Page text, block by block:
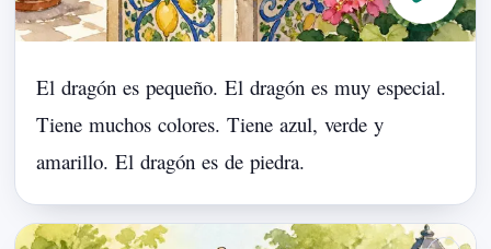
El dragón es pequeño. El dragón es muy especial.
Tiene muchos colores. Tiene azul, verde y
amarillo. El dragón es de piedra.